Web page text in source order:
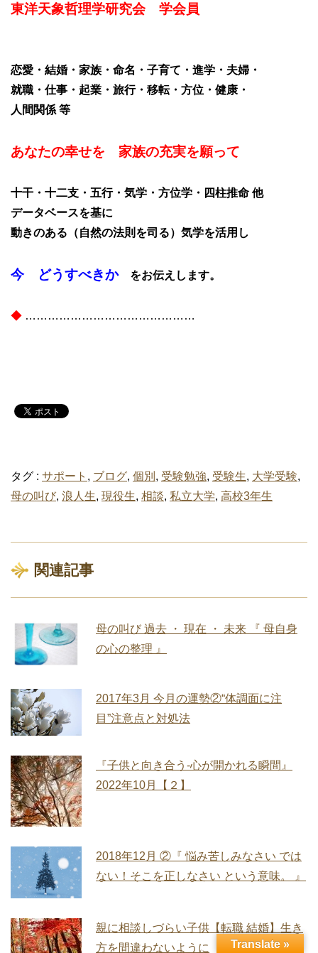
東洋天象哲理学研究会 学会員
恋愛・結婚・家族・命名・子育て・進学・夫婦・
就職・仕事・起業・旅行・移転・方位・健康・
人間関係 等
あなたの幸せを 家族の充実を願って
十干・十二支・五行・気学・方位学・四柱推命 他
データベースを基に
動きのある（自然の法則を司る）気学を活用し
今 どうすべきか をお伝えします。
◆ ………………………………………
タグ : サポート , ブログ, 個別 , 受験勉強, 受験生, 大学受験,
母の叫び, 浪人生, 現役生, 相談, 私立大学, 高校3年生
関連記事
母の叫び 過去 ・ 現在 ・ 未来 『 母自身
の心の整理 』
2017年3月 今月の運勢②“体調面に注
目”注意点と対処法
『子供と向き合う‐心が開かれる瞬間』
2022年10月【２】
2018年12月 ②『 悩み苦しみなさい では
ない！そこを正しなさい という意味。 』
親に相談しづらい子供【転職 結婚】生き
方を間違わないように
Translate »